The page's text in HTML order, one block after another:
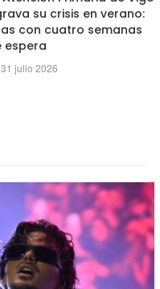
su crisis en verano:
con cuatro semanas
espera
Posted
31 julio 2026